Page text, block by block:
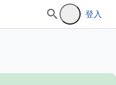
登入